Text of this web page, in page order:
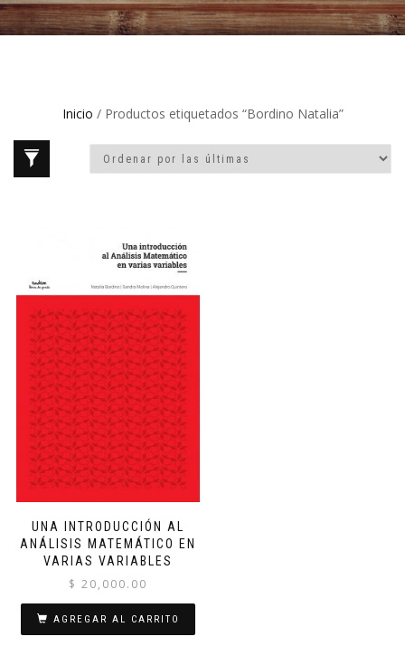
Inicio / Productos etiquetados “Bordino Natalia”
UNA INTRODUCCIÓN AL
ANÁLISIS MATEMÁTICO EN
VARIAS VARIABLES
$ 20,000.00
AGREGAR AL CARRITO